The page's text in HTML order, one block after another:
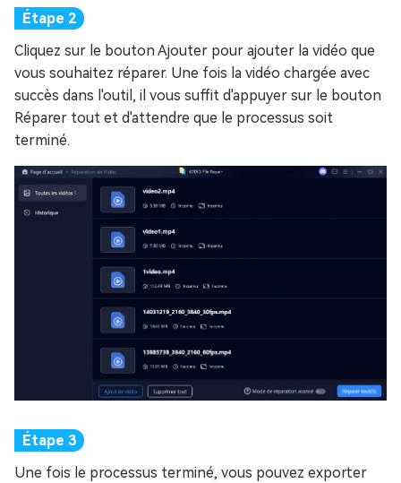
Cliquez sur le bouton Ajouter pour ajouter la vidéo que
vous souhaitez réparer. Une fois la vidéo chargée avec
succès dans l'outil, il vous suffit d'appuyer sur le bouton
Réparer tout et d'attendre que le processus soit
terminé.
Une fois le processus terminé, vous pouvez exporter